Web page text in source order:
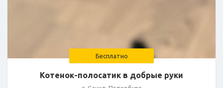
Бесплатно
Котенок-полосатик в добрые руки